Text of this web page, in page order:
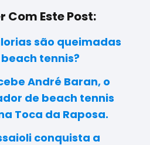
Com Este Post:
são queimadas
tennis?
André Baran, o
de beach tennis
Toca da Raposa.
conquista a